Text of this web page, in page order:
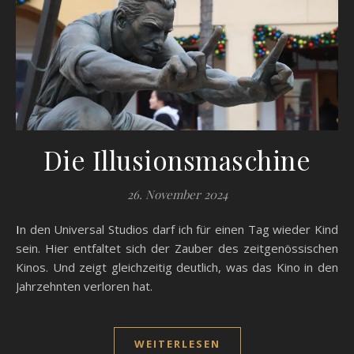
Die Illusionsmaschine
26. November 2024
In den Universal Studios darf ich für einen Tag wieder Kind
sein. Hier entfaltet sich der Zauber des zeitgenössischen
Kinos. Und zeigt gleichzeitig deutlich, was das Kino in den
Jahrzehnten verloren hat.
WEITERLESEN